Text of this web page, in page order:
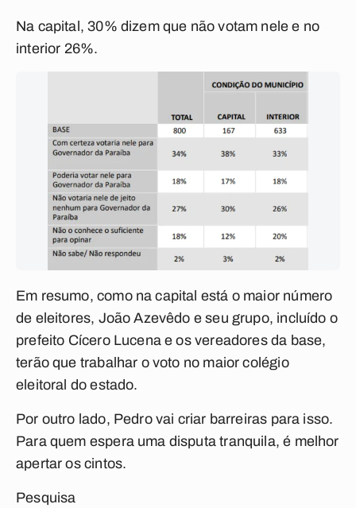
Na capital, 30% dizem que não votam nele e no
interior 26%.
Em resumo, como na capital está o maior número
de eleitores, João Azevêdo e seu grupo, incluído o
prefeito Cícero Lucena e os vereadores da base,
terão que trabalhar o voto no maior colégio
eleitoral do estado.
Por outro lado, Pedro vai criar barreiras para isso.
Para quem espera uma disputa tranquila, é melhor
apertar os cintos.
Pesquisa